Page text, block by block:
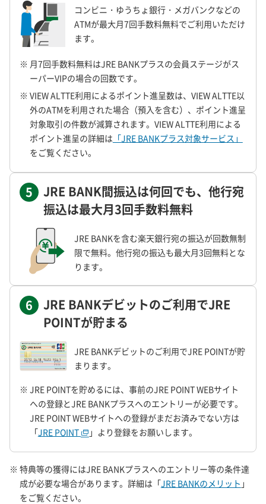
コンビニ・ゆうちょ銀行・メガバンクなどの
ATMが最大月7回手数料無料でご利用いただけ
ます。
※ 月7回手数料無料はJRE BANKプラスの会員ステージがス
ーパーVIPの場合の回数です。
※ VIEW ALTTE利用によるポイント進呈数は、VIEW ALTTE以
外のATMを利用された場合（預入を含む）、ポイント進呈
対象取引の件数が減算されます。VIEW ALTTE利用による
ポイント進呈の詳細は 「JRE BANKプラス対象サービス」
をご覧ください。
5
JRE BANK間振込は何回でも、他行宛
振込は最大月3回手数料無料
JRE BANKを含む楽天銀行宛の振込が回数無制
限で無料。他行宛の振込も最大月3回無料とな
ります。
6
JRE BANKデビットのご利用でJRE
POINTが貯まる
JRE BANKデビットのご利用でJRE POINTが貯
まります。
※ JRE POINTを貯めるには、事前のJRE POINT WEBサイト
への登録とJRE BANKプラスへのエントリーが必要です。
JRE POINT WEBサイトへの登録がまだお済みでない方は
「JRE POINT 」より登録をお願いします。
※ 特典等の獲得にはJRE BANKプラスへのエントリー等の条件達
成が必要な場合があります。詳細は「JRE BANKのメリット 」
をご覧ください。